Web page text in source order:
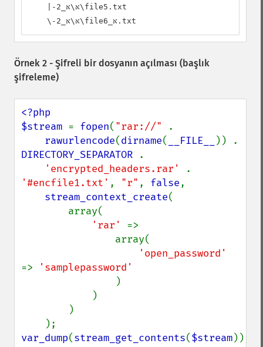
    |-אּ\אּ_2\file5.txt
    \-אּ\אּ_2\file6_אּ.txt
Örnek 2 - Şifreli bir dosyanın açılması (başlık
şifreleme)
<?php
$stream = fopen( "rar://"
.
rawurlencode(dirname( __FILE__
DIRECTORY_SEPARATOR
.
'encrypted_headers.rar'
'#encfile1.txt' , "r" , false,
stream_context_create(
'rar' =>
=>
'samplepassword'
)
var_dump(stream_get_contents($stream